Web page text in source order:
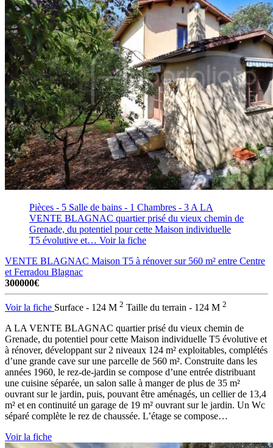
Pièces - 5 Salle de bains - 1 Chambres - 3 A LA
VENTE BLAGNAC quartier prisé du vieux chemin de
Grenade, du potentiel pour cette Maison individuelle
T5 évolutive et… Voir la fiche
VENTE BLAGNAC Maison T5 à rénover sur 560 m² entre Centre
et Ferradou Blagnac
300000€
Voir la fiche Surface - 124 M 2 Taille du terrain - 124 M 2
A LA VENTE BLAGNAC quartier prisé du vieux chemin de
Grenade, du potentiel pour cette Maison individuelle T5 évolutive et
à rénover, développant sur 2 niveaux 124 m² exploitables, complétés
d’une grande cave sur une parcelle de 560 m². Construite dans les
années 1960, le rez-de-jardin se compose d’une entrée distribuant
une cuisine séparée, un salon salle à manger de plus de 35 m²
ouvrant sur le jardin, puis, pouvant être aménagés, un cellier de 13,4
m² et en continuité un garage de 19 m² ouvrant sur le jardin. Un Wc
séparé complète le rez de chaussée. L’étage se compose…
Voir la fiche